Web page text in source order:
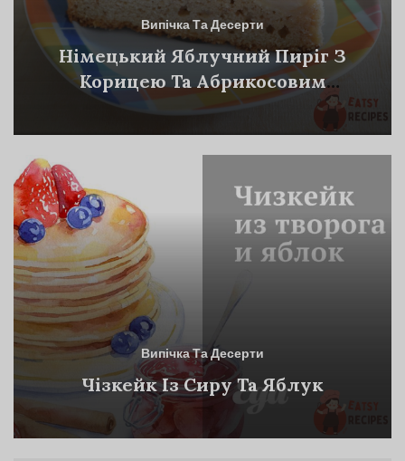
Випічка Та Десерти
Німецький Яблучний Пиріг З
Корицею Та Абрикосовим
Джемом
Випічка Та Десерти
Чізкейк Із Сиру Та Яблук